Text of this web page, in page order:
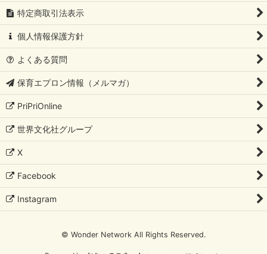
特定商取引法表示
個人情報保護方針
よくある質問
保育エプロン情報（メルマガ）
PriPriOnline
世界文化社グループ
X
Facebook
Instagram
© Wonder Network All Rights Reserved.